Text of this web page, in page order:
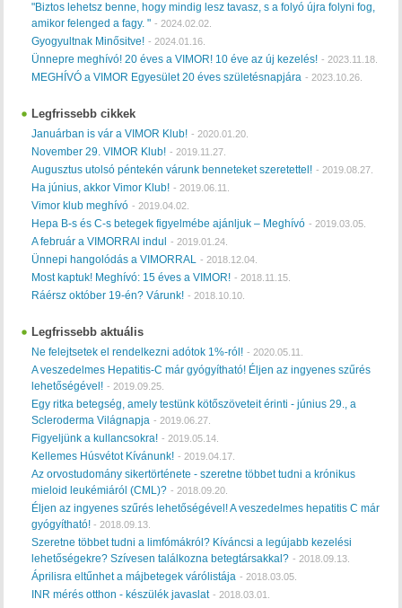
"Biztos lehetsz benne, hogy mindig lesz tavasz, s a folyó újra folyni fog,
amikor felenged a fagy. " - 2024.02.02.
Gyogyultnak Minősitve! - 2024.01.16.
Ünnepre meghívó! 20 éves a VIMOR! 10 éve az új kezelés! - 2023.11.18.
MEGHÍVÓ a VIMOR Egyesület 20 éves születésnapjára - 2023.10.26.
Legfrissebb cikkek
Januárban is vár a VIMOR Klub! - 2020.01.20.
November 29. VIMOR Klub! - 2019.11.27.
Augusztus utolsó péntekén várunk benneteket szeretettel! - 2019.08.27.
Ha június, akkor Vimor Klub! - 2019.06.11.
Vimor klub meghívó - 2019.04.02.
Hepa B-s és C-s betegek figyelmébe ajánljuk – Meghívó - 2019.03.05.
A február a VIMORRAl indul - 2019.01.24.
Ünnepi hangolódás a VIMORRAL - 2018.12.04.
Most kaptuk! Meghívó: 15 éves a VIMOR! - 2018.11.15.
Ráérsz október 19-én? Várunk! - 2018.10.10.
Legfrissebb aktuális
Ne felejtsetek el rendelkezni adótok 1%-ról! - 2020.05.11.
A veszedelmes Hepatitis-C már gyógyítható! Éljen az ingyenes szűrés
lehetőségével! - 2019.09.25.
Egy ritka betegség, amely testünk kötőszöveteit érinti - június 29., a
Scleroderma Világnapja - 2019.06.27.
Figyeljünk a kullancsokra! - 2019.05.14.
Kellemes Húsvétot Kívánunk! - 2019.04.17.
Az orvostudomány sikertörténete - szeretne többet tudni a krónikus
mieloid leukémiáról (CML)? - 2018.09.20.
Éljen az ingyenes szűrés lehetőségével! A veszedelmes hepatitis C már
gyógyítható!- 2018.09.13.
Szeretne többet tudni a limfómákról? Kíváncsi a legújabb kezelési
lehetőségekre? Szívesen találkozna betegtársakkal? - 2018.09.13.
Áprilisra eltűnhet a májbetegek várólistája - 2018.03.05.
INR mérés otthon - készülék javaslat - 2018.03.01.